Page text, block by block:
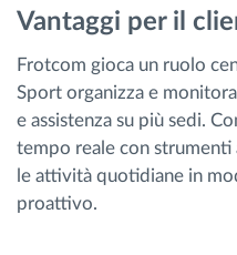
Vantaggi per il
Frotcom gioca un ruolo
Sport organizza e
e assistenza su più sedi.
tempo reale con strumenti
le attività quotidiane in
proattivo.